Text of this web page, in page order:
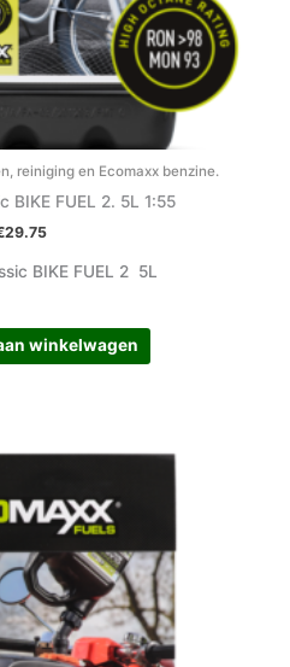
reiniging en Ecomaxx benzine.
BIKE FUEL 2. 5L 1:55
29.75
BIKE FUEL 2 5L
winkelwagen